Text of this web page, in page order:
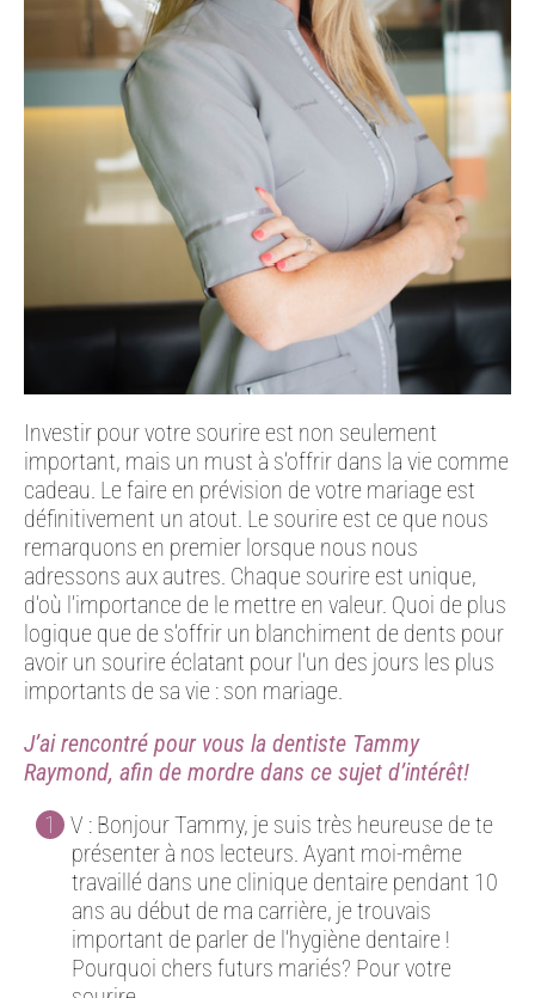
Investir pour votre sourire est non seulement
important, mais un must à s’offrir dans la vie comme
cadeau. Le faire en prévision de votre mariage est
définitivement un atout. Le sourire est ce que nous
remarquons en premier lorsque nous nous
adressons aux autres. Chaque sourire est unique,
d’où l’importance de le mettre en valeur. Quoi de plus
logique que de s’offrir un blanchiment de dents pour
avoir un sourire éclatant pour l’un des jours les plus
importants de sa vie : son mariage.
J’ai rencontré pour vous la dentiste Tammy
Raymond, afin de mordre dans ce sujet d’intérêt!
V : Bonjour Tammy, je suis très heureuse de te
présenter à nos lecteurs. Ayant moi-même
travaillé dans une clinique dentaire pendant 10
ans au début de ma carrière, je trouvais
important de parler de l’hygiène dentaire !
Pourquoi chers futurs mariés? Pour votre